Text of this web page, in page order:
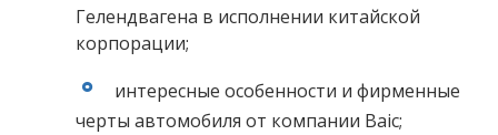
Гелендвагена в исполнении китайской
корпорации;
интересные особенности и фирменные
черты автомобиля от компании Baic;